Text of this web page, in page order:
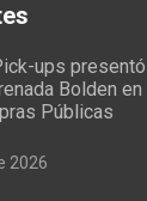
ups presentó
Bolden en
Públicas
2026